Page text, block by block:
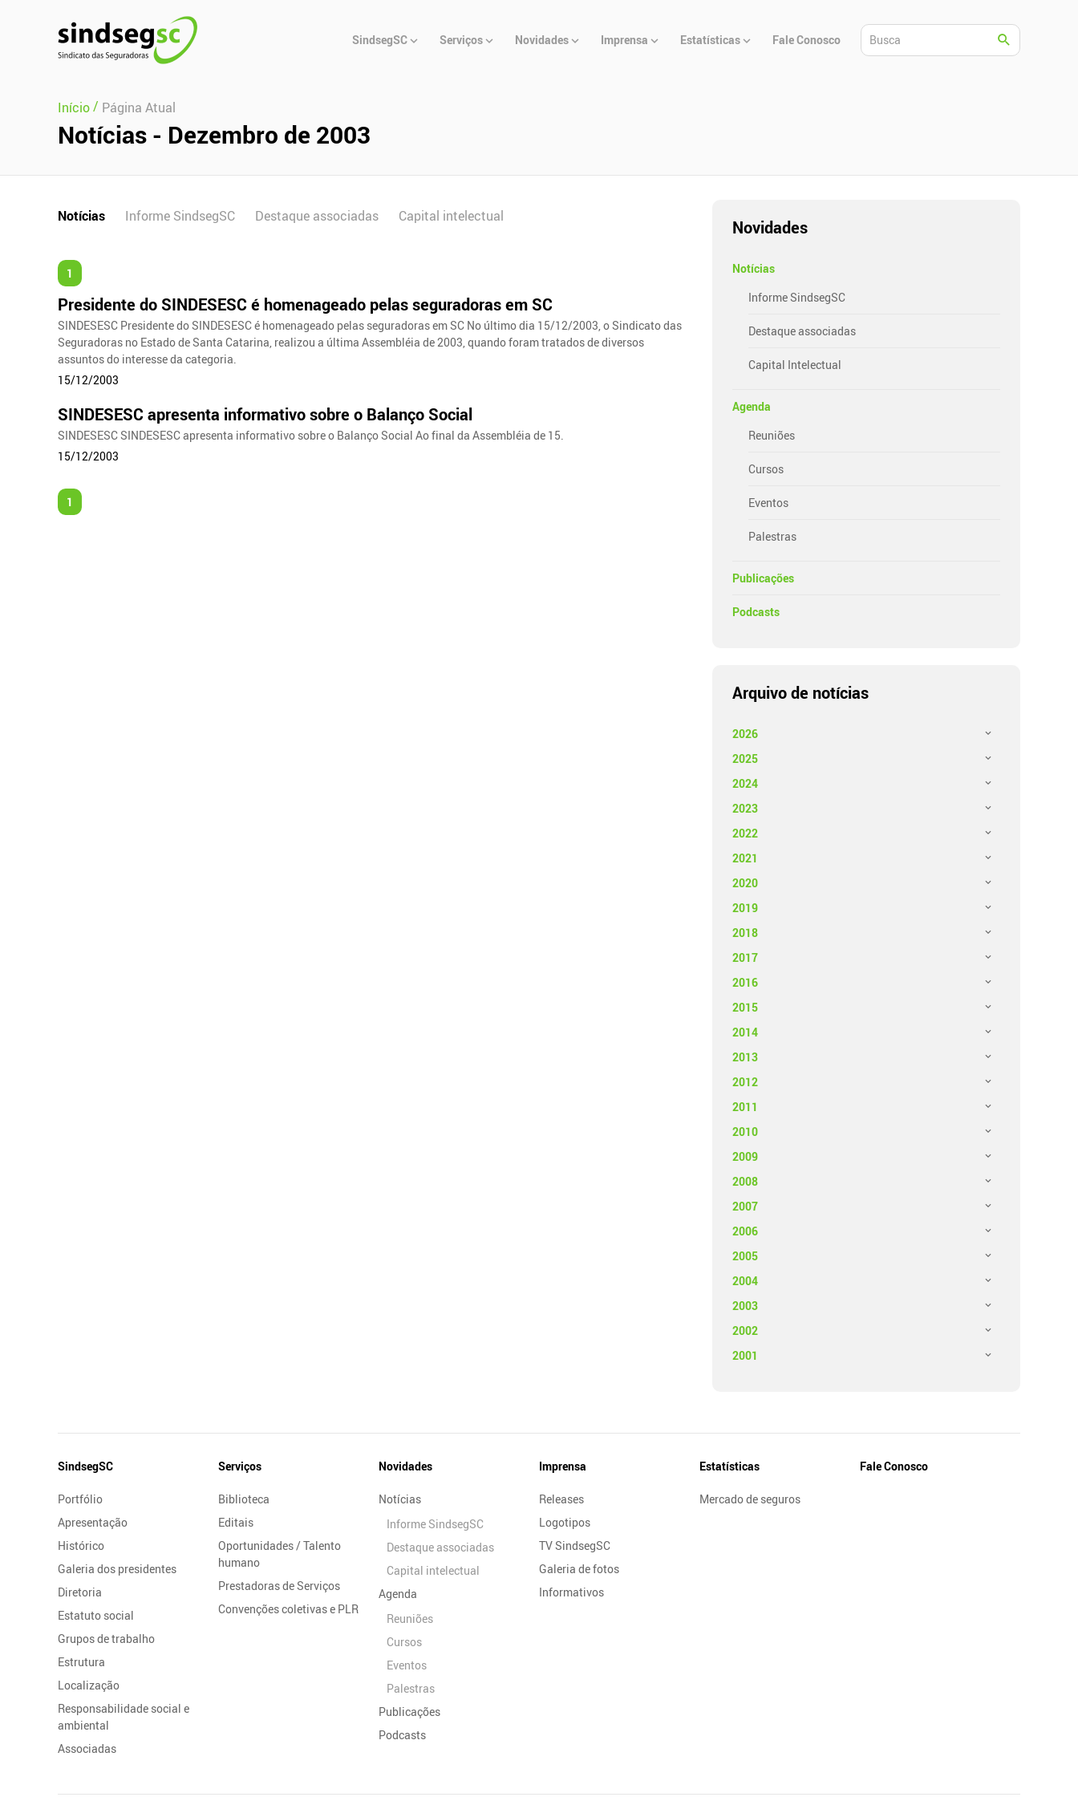
Principal
SindsegSC Serviços Novidades Imprensa Estatísticas Fale Conosco
Início/ Página Atual
Notícias - Dezembro de 2003
Notícias Informe SindsegSC Destaque associadas Capital intelectual
1
Presidente do SINDESESC é homenageado pelas seguradoras em SC
SINDESESC Presidente do SINDESESC é homenageado pelas seguradoras em SC No último dia 15/12/2003, o Sindicato das
Seguradoras no Estado de Santa Catarina, realizou a última Assembléia de 2003, quando foram tratados de diversos
assuntos do interesse da categoria.
15/12/2003
SINDESESC apresenta informativo sobre o Balanço Social
SINDESESC SINDESESC apresenta informativo sobre o Balanço Social Ao final da Assembléia de 15.
15/12/2003
1
Novidades
Notícias
Informe SindsegSC
Destaque associadas
Capital Intelectual
Agenda
Reuniões
Cursos
Eventos
Palestras
Publicações
Podcasts
Arquivo de notícias
2026
2025
2024
2023
2022
2021
2020
2019
2018
2017
2016
2015
2014
2013
2012
2011
2010
2009
2008
2007
2006
2005
2004
2003
2002
2001
Mapa
Site
SindsegSC
Portfólio
Apresentação
Histórico
Galeria dos presidentes
Diretoria
Estatuto social
Grupos de trabalho
Estrutura
Localização
Responsabilidade social e
ambiental
Associadas
Serviços
Biblioteca
Editais
Oportunidades / Talento
humano
Prestadoras de Serviços
Convenções coletivas e PLR
Novidades
Notícias
Informe SindsegSC
Destaque associadas
Capital intelectual
Agenda
Reuniões
Cursos
Eventos
Palestras
Publicações
Podcasts
Imprensa
Releases
Logotipos
TV SindsegSC
Galeria de fotos
Informativos
Estatísticas
Mercado de seguros
Fale Conosco